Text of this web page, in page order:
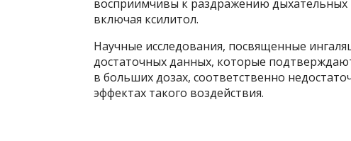
восприимчивы к раздражению
включая ксилитол.
Научные исследования, посвященные
достаточных данных, которые
в больших дозах, соответственно
эффектах такого воздействия.